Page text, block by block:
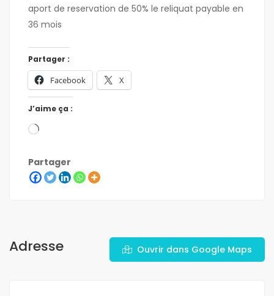
aport de reservation de 50% le reliquat payable en
36 mois
Partager :
Facebook X
J’aime ça :
Partager
Adresse Ouvrir dans Google Maps